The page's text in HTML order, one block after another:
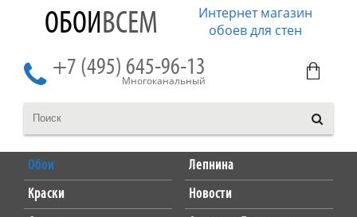
ОБОИВСЕМ
Интернет магазин
обоев для стен
+7 (495) 645-96-13
Многоканальный
Обои
Лепнина
Краски
Новости